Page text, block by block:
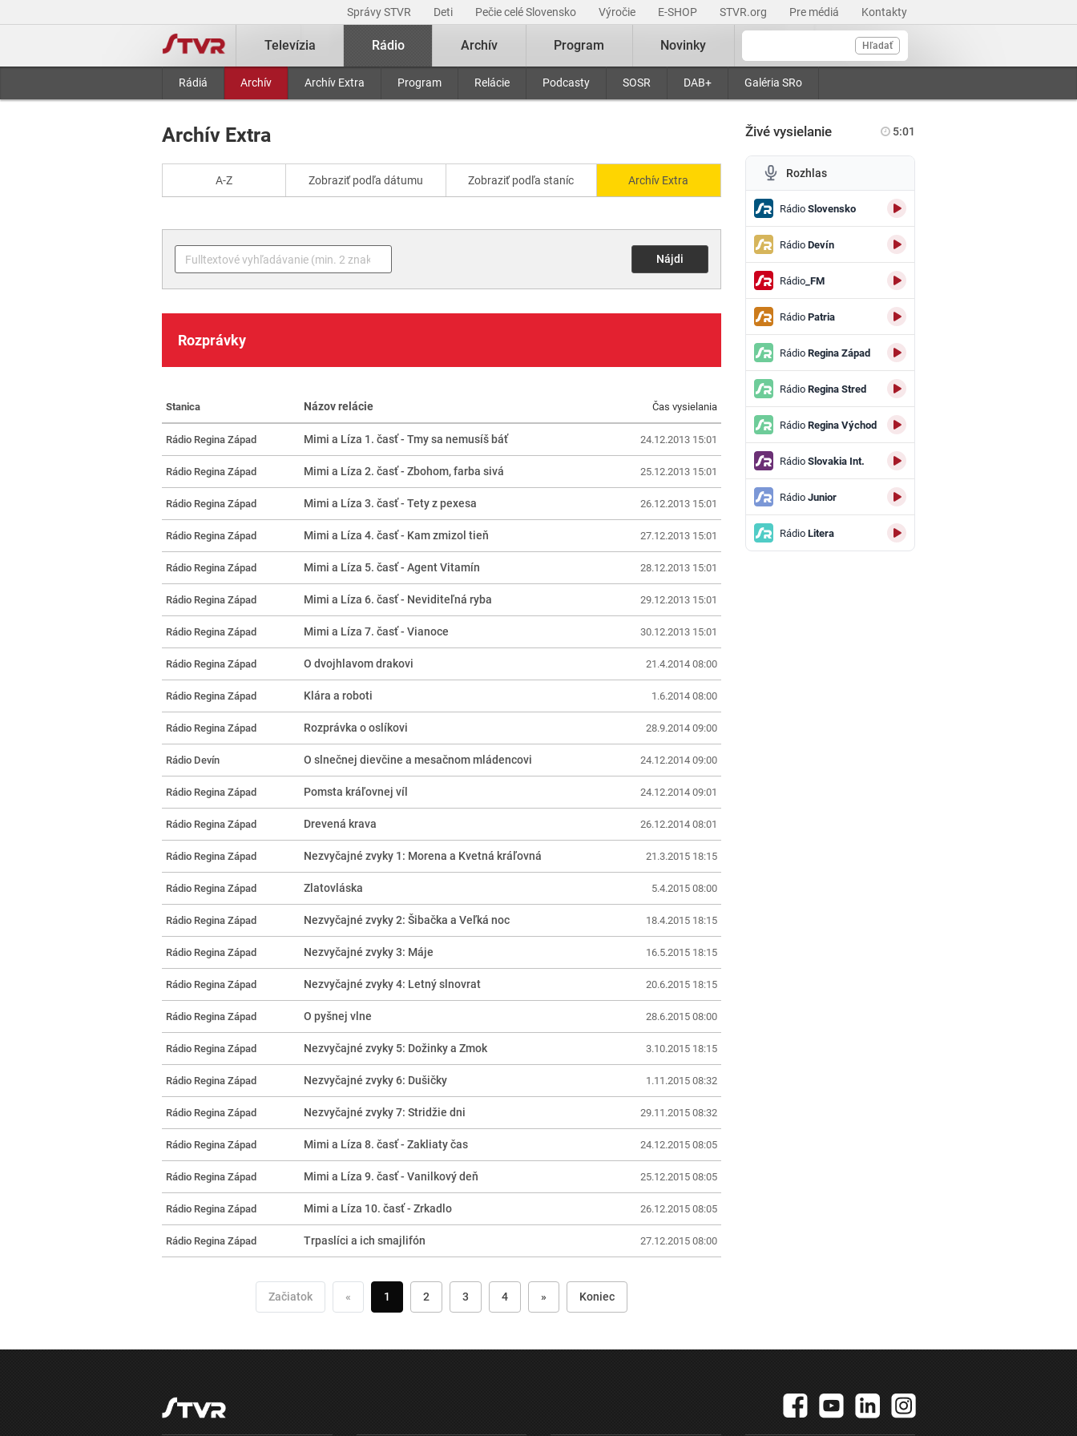
Správy STVR Deti Pečie celé Slovensko Výročie E-SHOP STVR.org Pre médiá Kontakty
Hľadať
Televízia Rádio
Rádiá Archív Archív Extra Program Relácie Podcasty SOSR DAB+ Galéria SRo
Archív Program Novinky
Archív Extra
A-Z Zobraziť podľa dátumu Zobraziť podľa staníc Archív Extra
Nájdi
Rozprávky
Stanica Názov relácie Čas vysielania
Rádio Regina Západ Mimi a Líza 1. časť - Tmy sa nemusíš báť 24.12.2013 15:01
Rádio Regina Západ Mimi a Líza 2. časť - Zbohom, farba sivá 25.12.2013 15:01
Rádio Regina Západ Mimi a Líza 3. časť - Tety z pexesa 26.12.2013 15:01
Rádio Regina Západ Mimi a Líza 4. časť - Kam zmizol tieň 27.12.2013 15:01
Rádio Regina Západ Mimi a Líza 5. časť - Agent Vitamín 28.12.2013 15:01
Rádio Regina Západ Mimi a Líza 6. časť - Neviditeľná ryba 29.12.2013 15:01
Rádio Regina Západ Mimi a Líza 7. časť - Vianoce 30.12.2013 15:01
Rádio Regina Západ O dvojhlavom drakovi 21.4.2014 08:00
Rádio Regina Západ Klára a roboti 1.6.2014 08:00
Rádio Regina Západ Rozprávka o oslíkovi 28.9.2014 09:00
Rádio Devín O slnečnej dievčine a mesačnom mládencovi 24.12.2014 09:00
Rádio Regina Západ Pomsta kráľovnej víl 24.12.2014 09:01
Rádio Regina Západ Drevená krava 26.12.2014 08:01
Rádio Regina Západ Nezvyčajné zvyky 1: Morena a Kvetná kráľovná 21.3.2015 18:15
Rádio Regina Západ Zlatovláska 5.4.2015 08:00
Rádio Regina Západ Nezvyčajné zvyky 2: Šibačka a Veľká noc 18.4.2015 18:15
Rádio Regina Západ Nezvyčajné zvyky 3: Máje 16.5.2015 18:15
Rádio Regina Západ Nezvyčajné zvyky 4: Letný slnovrat 20.6.2015 18:15
Rádio Regina Západ O pyšnej vlne 28.6.2015 08:00
Rádio Regina Západ Nezvyčajné zvyky 5: Dožinky a Zmok 3.10.2015 18:15
Rádio Regina Západ Nezvyčajné zvyky 6: Dušičky 1.11.2015 08:32
Rádio Regina Západ Nezvyčajné zvyky 7: Stridžie dni 29.11.2015 08:32
Rádio Regina Západ Mimi a Líza 8. časť - Zakliaty čas 24.12.2015 08:05
Rádio Regina Západ Mimi a Líza 9. časť - Vanilkový deň 25.12.2015 08:05
Rádio Regina Západ Mimi a Líza 10. časť - Zrkadlo 26.12.2015 08:05
Rádio Regina Západ Trpaslíci a ich smajlifón 27.12.2015 08:00
Začiatok « 1 2 3 4 » Koniec
Živé vysielanie 5:01
Rozhlas
RádioSlovensko
RádioDevín
Rádio_FM
RádioPatria
RádioRegina Západ
RádioRegina Stred
RádioRegina Východ
RádioSlovakia Int.
RádioJunior
RádioLitera